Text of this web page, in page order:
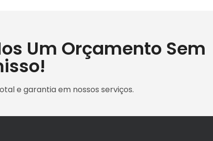
Um Orçamento Sem
e garantia em nossos serviços.